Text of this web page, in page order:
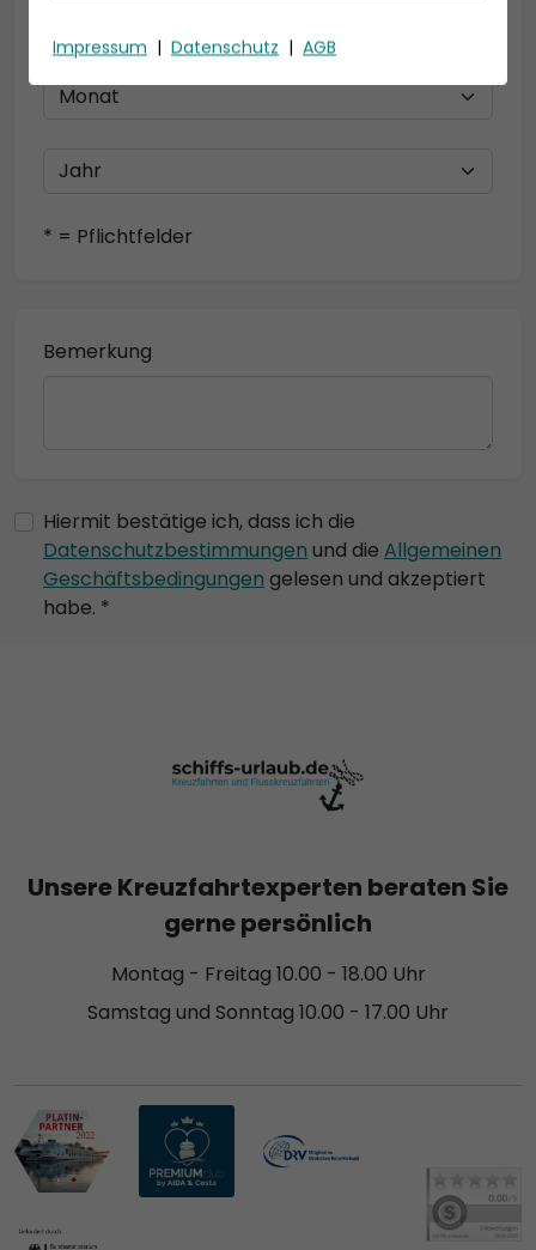
* = Pflichtfelder
Bemerkung
Hiermit bestätige ich, dass ich die
Datenschutzbestimmungen und die Allgemeinen
Geschäftsbedingungen gelesen und akzeptiert
habe. *
Impressum | Datenschutz | AGB
Unsere Kreuzfahrtexperten beraten Sie
gerne persönlich
Montag - Freitag 10.00 - 18.00 Uhr
Samstag und Sonntag 10.00 - 17.00 Uhr